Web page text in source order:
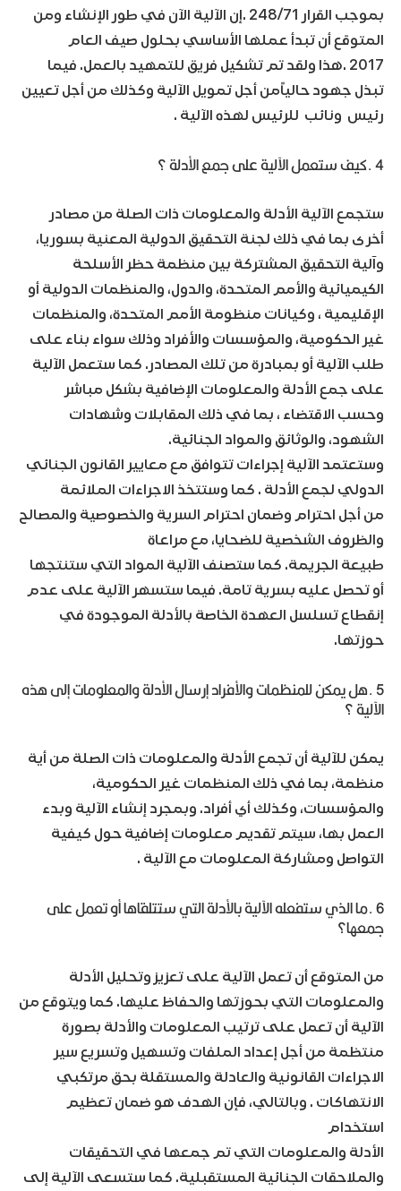
بموجب القرار 248/71 .إن الآلية الآن في طور الإنشاء ومن
المتوقع أن تبدأ عملها الأساسي بحلول صيف العام
2017 .هذا ولقد تم تشكيل فريق للتمهيد بالعمل. فيما
تبذل جهود حالياًمن أجل تمويل الآلية وكذلك من أجل تعيين
رئيس ونائب للرئيس لهذه الآلية .
4 .كيف ستعمل الآلية على جمع الأدلة ؟
ستجمع الآلية الأدلة والمعلومات ذات الصلة من مصادر
أخرى بما في ذلك لجنة التحقيق الدولية المعنية بسوريا،
وآلية التحقيق المشتركة بين منظمة حظر الأسلحة
الكيميائية والأمم المتحدة، والدول، والمنظمات الدولية أو
الإقليمية ، وكيانات منظومة الأمم المتحدة، والمنظمات
غير الحكومية، والمؤسسات والأفراد وذلك سواء بناء على
طلب الآلية أو بمبادرة من تلك المصادر. كما ستعمل الآلية
على جمع الأدلة والمعلومات الإضافية بشكل مباشر
وحسب الاقتضاء ، بما في ذلك المقابلات وشهادات
الشهود، والوثائق والمواد الجنائية.
وستعتمد الآلية إجراءات تتوافق مع معايير القانون الجنائي
الدولي لجمع الأدلة . كما وستتخذ الاجراءات الملائمة
من أجل احترام وضمان احترام السرية والخصوصية والمصالح
والظروف الشخصية للضحايا، مع مراعاة
طبيعة الجريمة. كما ستصنف الآلية المواد التي ستنتجها
أو تحصل عليه بسرية تامة. فيما ستسهر الآلية على عدم
إنقطاع تسلسل العهدة الخاصة بالأدلة الموجودة في
حوزتها.
5 .هل يمكن للمنظمات والأفراد إرسال الأدلة والمعلومات إلى هذه
الآلية ؟
يمكن للآلية أن تجمع الأدلة والمعلومات ذات الصلة من أية
منظمة، بما في ذلك المنظمات غير الحكومية،
والمؤسسات، وكذلك أي أفراد. وبمجرد إنشاء الآلية وبدء
العمل بها، سيتم تقديم معلومات إضافية حول كيفية
التواصل ومشاركة المعلومات مع الآلية .
6 .ما الذي ستفعله الآلية بالأدلة التي ستتلقاها أو تعمل على
جمعها؟
من المتوقع أن تعمل الآلية على تعزيز وتحليل الأدلة
والمعلومات التي بحوزتها والحفاظ عليها. كما ويتوقع من
الآلية أن تعمل على ترتيب المعلومات والأدلة بصورة
منتظمة من أجل إعداد الملفات وتسهيل وتسريع سير
الاجراءات القانونية والعادلة والمستقلة بحق مرتكبي
الانتهاكات . وبالتالي، فإن الهدف هو ضمان تعظيم
استخدام
الأدلة والمعلومات التي تم جمعها في التحقيقات
والملاحقات الجنائية المستقبلية. كما ستسعى الآلية إلى